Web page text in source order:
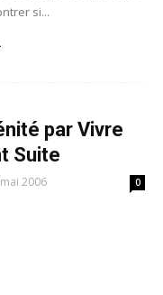
si...
par Vivre
Suite
2006 0